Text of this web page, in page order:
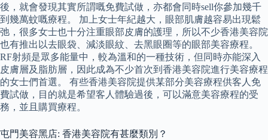
後，就會發現其實所謂嘅免費試做，亦都會同時sell你參加幾千
到幾萬蚊嘅療程。 加上女士年紀越大，眼部肌膚越容易出現鬆
弛，很多女士也十分注重眼部皮膚的護理，所以不少香港美容院
也有推出以去眼袋、減淡眼紋、去黑眼圈等的眼部美容療程。
RF射頻是眾多能量中，較為溫和的一種技術，但同時亦能深入
皮膚層及脂肪層，因此成為不少首次到香港美容院進行美容療程
的女士們首選。 有些香港美容院提供某部分美容療程供客人免
費試做，目的就是希望客人體驗過後，可以滿意美容療程的受
務，並且購買療程。
屯門美容黑店: 香港美容院有甚麼類別？